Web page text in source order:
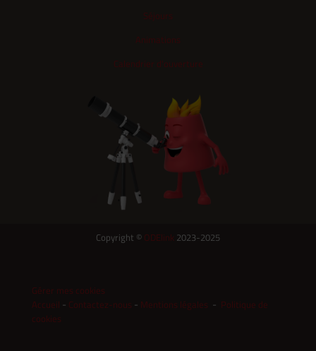
Séjours
Animations
Calendrier d'ouverture
Copyright © ODElink 2023-2025
Gérer mes cookies
Accueil - Contactez-nous - Mentions légales - Politique de
cookies